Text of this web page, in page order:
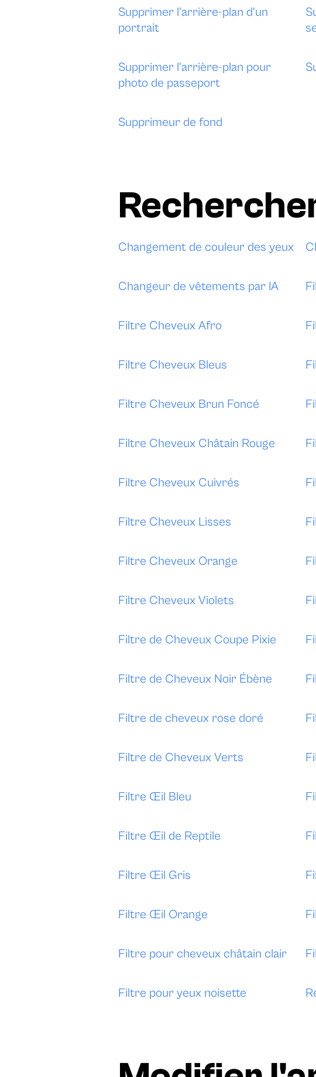
Supprimer l'arrière-plan d'un
portrait
Supprimer l'arrière-plan pour
photo de passeport
Supprimeur de fond
Changement de couleur des yeux
Changeur de vêtements par IA
Filtre Cheveux Afro
Filtre Cheveux Bleus
Filtre Cheveux Brun Foncé
Filtre Cheveux Châtain Rouge
Filtre Cheveux Cuivrés
Filtre Cheveux Lisses
Filtre Cheveux Orange
Filtre Cheveux Violets
Filtre de Cheveux Coupe Pixie
Filtre de Cheveux Noir Ébène
Filtre de cheveux rose doré
Filtre de Cheveux Verts
Filtre Œil Bleu
Filtre Œil de Reptile
Filtre Œil Gris
Filtre Œil Orange
Filtre pour cheveux châtain clair
Filtre pour yeux noisette